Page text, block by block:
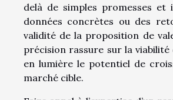
delà de simples promesses et
données concrètes ou des
validité de la proposition de
précision rassure sur la
en lumière le potentiel de
marché cible.